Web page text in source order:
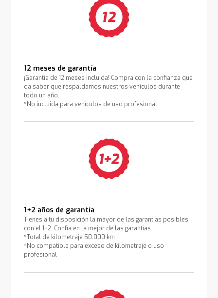
12 meses de garantía
¡Garantía de 12 meses incluida! Compra con la confianza que
da saber que respaldamos nuestros vehículos durante
todo un año.
*No incluida para vehículos de uso profesional
1+2 años de garantía
Tienes a tu disposición la mayor de las garantías posibles
con el 1+2. Confía en la mejor de las garantías.
*Total de kilometraje 50.000 km
*No compatible para exceso de kilometraje o uso
profesional